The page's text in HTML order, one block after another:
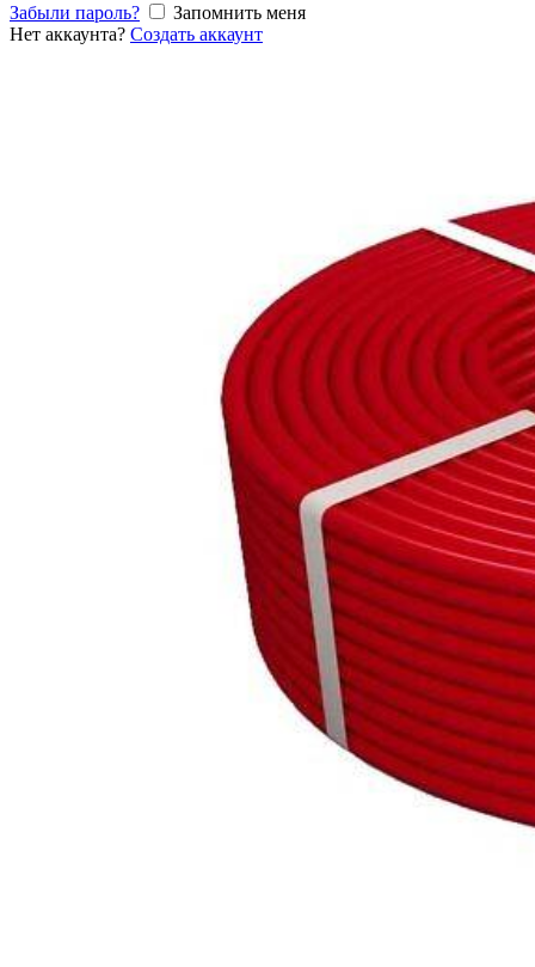
Забыли пароль?
Запомнить меня
Нет аккаунта? Создать аккаунт